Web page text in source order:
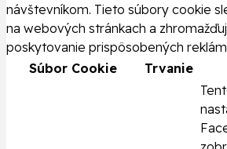
návštevníkom. Tieto súbory cookie
na webových stránkach a
poskytovanie prispôsobených
Súbor Cookie
Trvanie